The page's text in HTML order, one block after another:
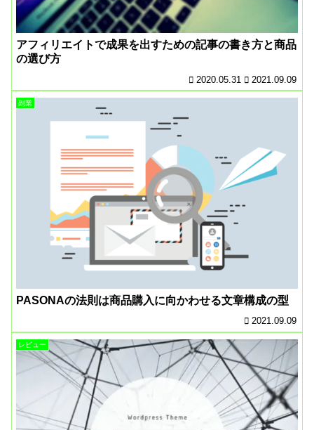
アフィリエイトで成果を出すための記事の書き方と商品
の選び方
2020.05.31 2021.09.09
副業
PASONAの法則は商品購入に向かわせる文章構成の型
2021.09.09
レビュー